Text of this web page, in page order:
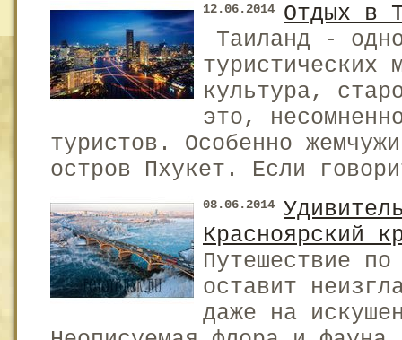
12.06.2014
Отдых в
Таиланд -
туристических
культура,
это,
туристов. Особенно
остров Пхукет. Если
08.06.2014
Красноярский
Путешествие
оставит
даже на